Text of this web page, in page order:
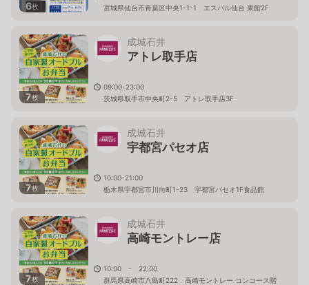
6枚
宮城県仙台市青葉区中央1-1-1 エスパル仙台 東館2F
7枚
成城石井
アトレ取手店
09:00-23:00
茨城県取手市中央町2-5 アトレ取手店3F
7枚
成城石井
宇都宮パセオ店
10:00-21:00
栃木県宇都宮市川向町1-23 宇都宮パセオ1F食品館
7枚
成城石井
高崎モントレー店
10:00 - 22:00
群馬県高崎市八島町222 高崎モントレー コンコース階